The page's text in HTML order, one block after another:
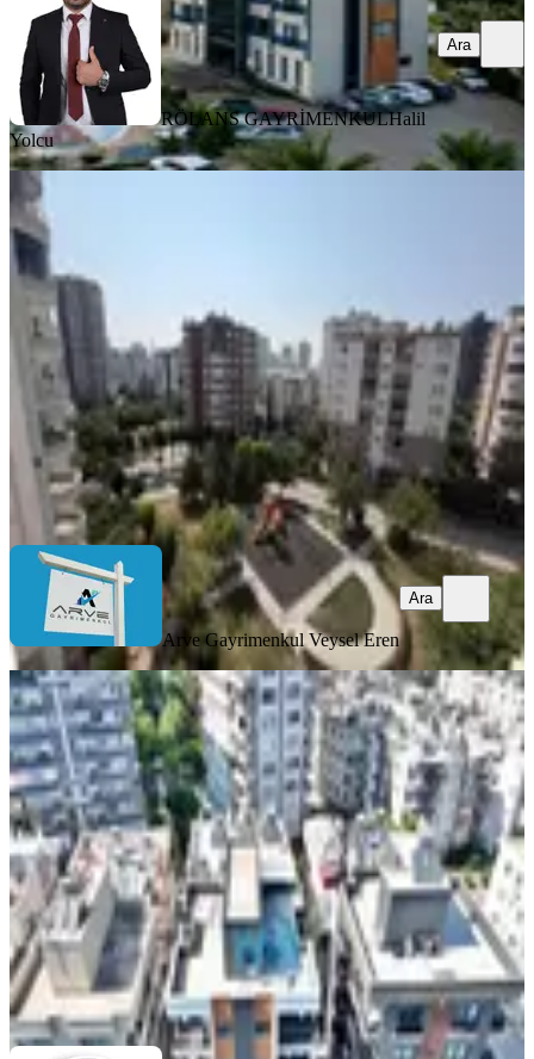
RÖLANS GAYRİMENKULHalil
Yolcu
Ara
YENİ
·160 m² ·07.08.2026
5.750.000 ₺
Arve GayrimenkulVeysel Eren
Arve GayrimenkulVeysel Eren
Ara
YENİ
Win 'den Adnan Menderes Bulvarına
Yakın Ultra Lüks Satılık 1+1
Yenişehir, Gazi Mahallesi
1+1·65 m²·3. Kat·07.08.2026
3.750.000 ₺
Win GayrimenkulWin Gayrimenkul
Ara